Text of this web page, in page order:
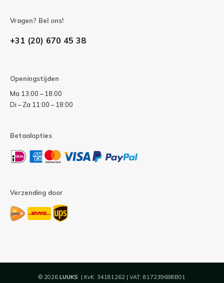
Vragen? Bel ons!
+31 (20) 670 45 38
Openingstijden
Ma 13:00 – 18:00
Di – Za 11:00 – 18:00
Betaalopties
Verzending door
© 2026 LUUKS | KvK: 34181262 | VAT: 817239698B01